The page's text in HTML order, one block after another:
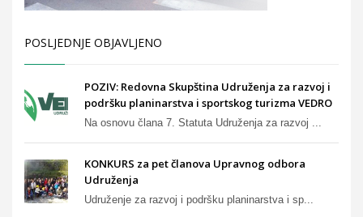
POSLJEDNJE OBJAVLJENO
POZIV: Redovna Skupština Udruženja za razvoj i
podršku planinarstva i sportskog turizma VEDRO
Na osnovu člana 7. Statuta Udruženja za razvoj ...
KONKURS za pet članova Upravnog odbora
Udruženja
Udruženje za razvoj i podršku planinarstva i sp...